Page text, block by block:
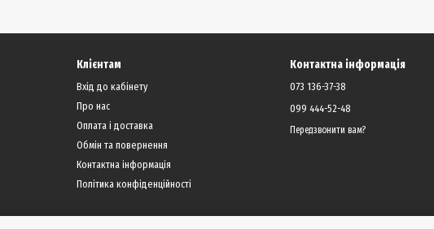
Клієнтам
Вхід до кабінету
Про нас
Оплата і доставка
Обмін та повернення
Контактна інформація
Політика конфіденційності
Контактна інформація
073 136-37-38
099 444-52-48
Передзвонити вам?